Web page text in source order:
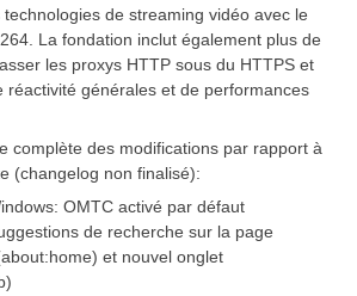
de streaming vidéo avec le
La fondation inclut également plus de
les proxys HTTP sous du HTTPS et
réactivité générales et de performances
complète des modifications par rapport à
(changelog non finalisé):
OMTC activé par défaut
de recherche sur la page
et nouvel onglet